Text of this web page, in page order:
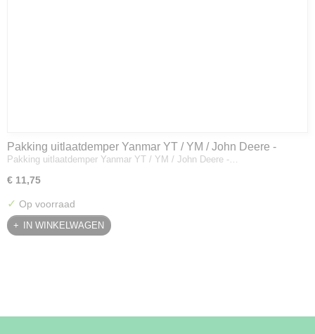
Pakking uitlaatdemper Yanmar YT / YM / John Deere -
128300-13230
Pakking uitlaatdemper Yanmar YT / YM / John Deere -…
€ 11,75
✓ Op voorraad
IN WINKELWAGEN